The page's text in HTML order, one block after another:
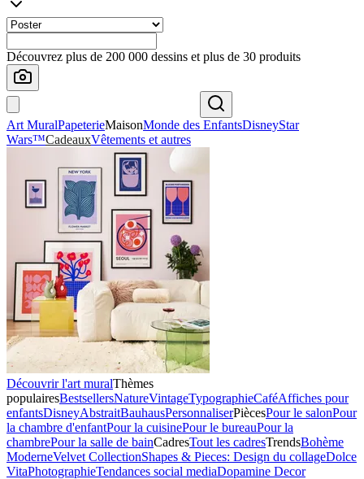
Découvrez plus de 200 000 dessins et plus de 30 produits
Art MuralPapeterieMaisonMonde des EnfantsDisneyStar
Wars™CadeauxVêtements et autres
Découvrir l'art muralThèmes
populairesBestsellersNatureVintageTypographieCaféAffiches pour
enfantsDisneyAbstraitBauhausPersonnaliserPiècesPour le salonPour
la chambre d'enfantPour la cuisinePour le bureauPour la
chambrePour la salle de bainCadresTout les cadresTrendsBohème
ModerneVelvet CollectionShapes & Pieces: Design du collageDolce
VitaPhotographieTendances social mediaDopamine Decor